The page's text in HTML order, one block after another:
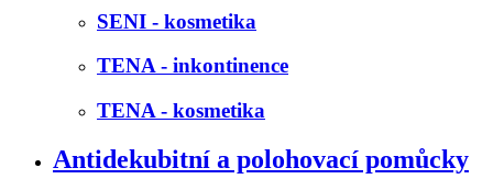
SENI - kosmetika
TENA - inkontinence
TENA - kosmetika
Antidekubitní a polohovací pomůcky